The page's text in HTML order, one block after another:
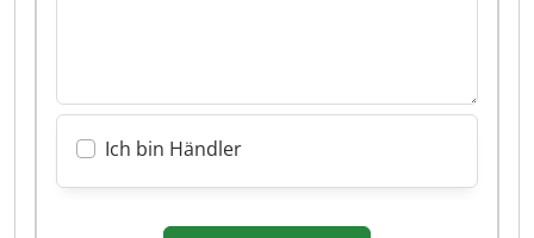
Ich bin Händler